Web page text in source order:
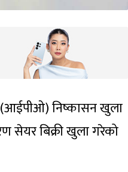
(आईपीओ) निष्कासन खुला
सेयर बिक्री खुला गरेको